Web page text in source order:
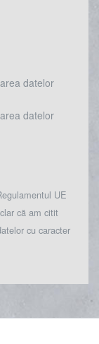
datelor
datelor
UE
că am citit
cu caracter